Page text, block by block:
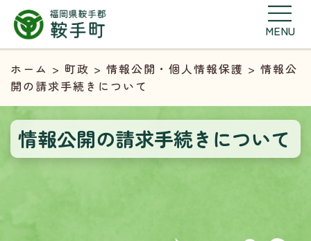
MENU
ホーム > 町政 > 情報公開・個人情報保護 > 情報公
開の請求手続きについて
情報公開の請求手続きについて